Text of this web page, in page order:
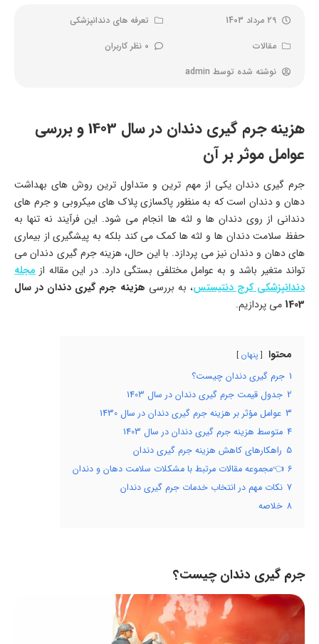
29 مرداد 1403
تعرفه های دندانپزشکی
مقالات
0 نظر کاربران
نوشته شده توسط admin
هزینه جرم گیری دندان در سال 1403 و بررسی
عوامل موثر بر آن
جرم گیری دندان یکی از مهم ترین و متداول ترین روش های بهداشت
دهان و دندان است که به منظور پاکسازی پلاک های میکروبی و جرم های
دندانی از روی دندان ها و لثه ها انجام می شود. این فرآیند نه تنها به
حفظ سلامت دندان ها و لثه ها کمک می کند بلکه به پیشگیری از بیماری
های دهان و دندان نیز می پردازد. با این حال، هزینه جرم گیری دندان می
تواند متغیر باشد و به عوامل مختلفی بستگی دارد. در این مقاله از مجله
دندانپزشکی کرج دنتیستس، به بررسی هزینه جرم گیری دندان در سال
1403 می پردازیم.
محتوا پنهان
1 جرم گیری دندان چیست؟
2 جدول قیمت جرم گیری دندان در سال 1403
3 عوامل مؤثر بر هزینه جرم گیری دندان در سال 1430
4 متوسط هزینه جرم گیری دندان در سال 1403
5 راهکارهای کاهش هزینه جرم گیری دندان
6 👈مجموعه مقالات مرتبط با مشکلات سلامت دهان و دندان
7 نکات مهم در انتخاب خدمات جرم گیری دندان
8 خلاصه
جرم گیری دندان چیست؟